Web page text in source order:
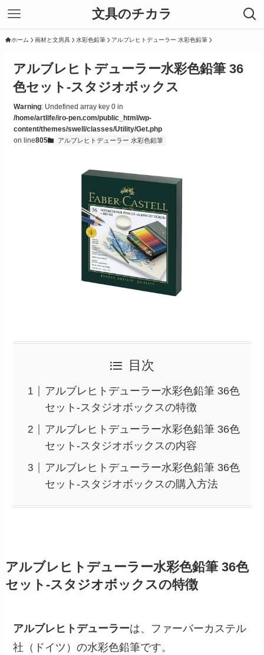
文具のチカラ
ホーム 画材と文房具 水彩色鉛筆 アルブレヒトデューラー 水彩色鉛筆
アルブレヒトデューラー水彩色鉛筆 36
色セット-スタジオボックス
Warning: Undefined array key 0 in
/home/artlife/iro-pen.com/public_html/wp-
content/themes/swell/classes/Utility/Get.php
on line805 アルブレヒトデューラー 水彩色鉛筆
目次
アルブレヒトデューラー水彩色鉛筆 36色
セット-スタジオボックスの特徴
アルブレヒトデューラー水彩色鉛筆 36色
セット-スタジオボックスの内容
アルブレヒトデューラー水彩色鉛筆 36色
セット-スタジオボックスの購入方法
アルブレヒトデューラー水彩色鉛筆 36色
セット-スタジオボックスの特徴
アルブレヒトデューラーは、ファーバーカステル
社（ドイツ）の水彩色鉛筆です。